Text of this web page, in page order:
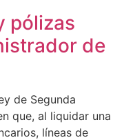
pólizas
de
de Segunda
que, al liquidar una
líneas de